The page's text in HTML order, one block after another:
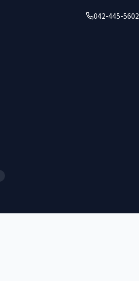
042-445-5602